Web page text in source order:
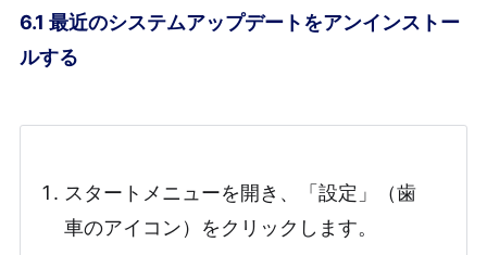
6.1 最近のシステムアップデートをアンインストー
ルする
スタートメニューを開き、「設定」（歯
車のアイコン）をクリックします。